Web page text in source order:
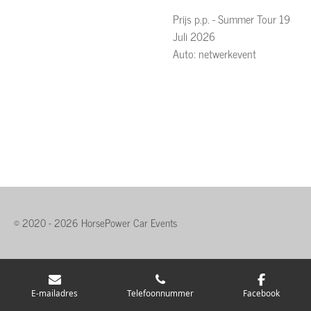
Prijs p.p. - Summer Tour 19
Juli 2026
Auto: netwerkevent
© 2020 - 2026 HorsePower Car Events
E-mailadres Telefoonnummer Facebook